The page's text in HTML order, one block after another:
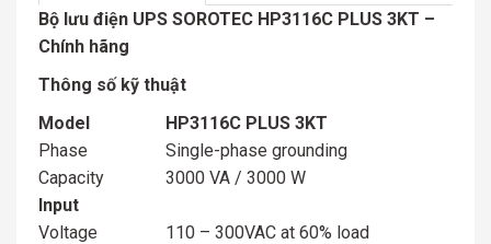
Bộ lưu điện UPS SOROTEC HP3116C PLUS 3KT –
Chính hãng
Thông số kỹ thuật
Model
HP3116C PLUS 3KT
Phase
Single-phase grounding
Capacity
3000 VA / 3000 W
Input
Voltage
110 – 300VAC at 60% load